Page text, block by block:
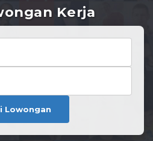
Kerja
Lowongan